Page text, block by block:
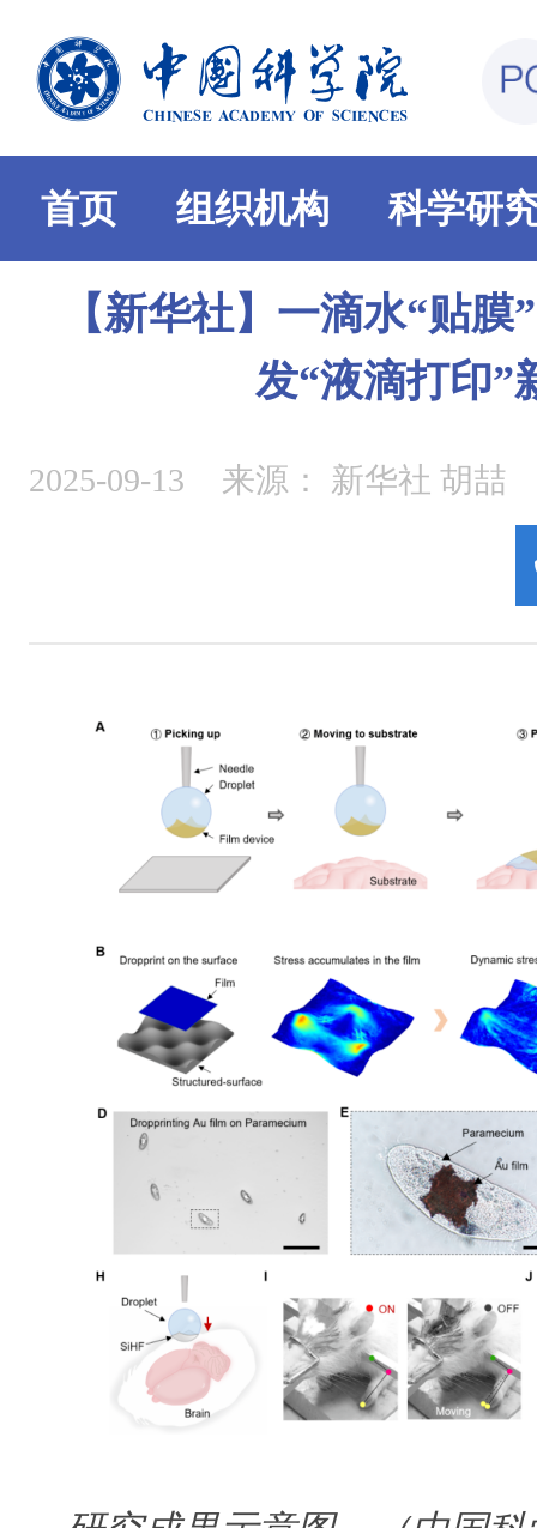
首页 组织机构 科学研
【新华社】一滴水“贴
发“液滴打印”
2025-09-13 来源： 新华社 胡喆